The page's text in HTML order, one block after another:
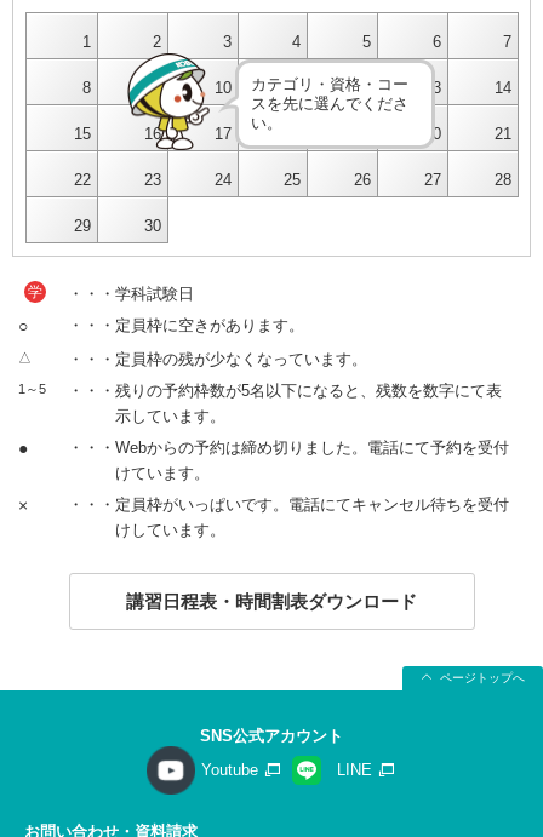
1 2 3 4 5 6 7
8 9 10 11 12 13 14
15 16 17 20 21
22 23 24 25 26 27 28
29 30
カテゴリ・資格・コー
スを先に選んでくださ
い。
学 ・・・学科試験日
○ ・・・定員枠に空きがあります。
△ ・・・定員枠の残が少なくなっています。
1～5
・・・残りの予約枠数が5名以下になると、残数を数字にて表
示しています。
●
・・・Webからの予約は締め切りました。電話にて予約を受付
けています。
×
・・・定員枠がいっぱいです。電話にてキャンセル待ちを受付
けしています。
講習日程表・時間割表ダウンロード
ページトップへ
SNS公式アカウント
Youtube
LINE
お問い合わせ・資料請求